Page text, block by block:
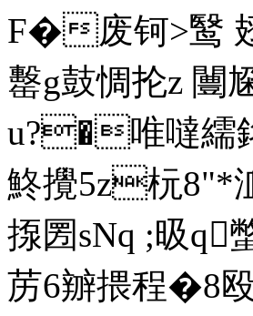
F�废钶>鹥 
罊g鼓惆抡z 闦
u?�唯噠繻
鮗攪5z杬8"*
揼圐sNq ;昅
苈6辧揋程�8